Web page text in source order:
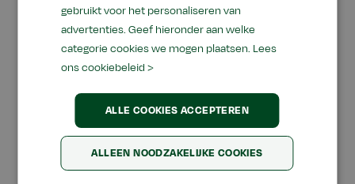
gebruikt voor het personaliseren van
advertenties. Geef hieronder aan welke
categorie cookies we mogen plaatsen. Lees
ons cookiebeleid >
ALLE COOKIES ACCEPTEREN
ALLEEN NOODZAKELIJKE COOKIES